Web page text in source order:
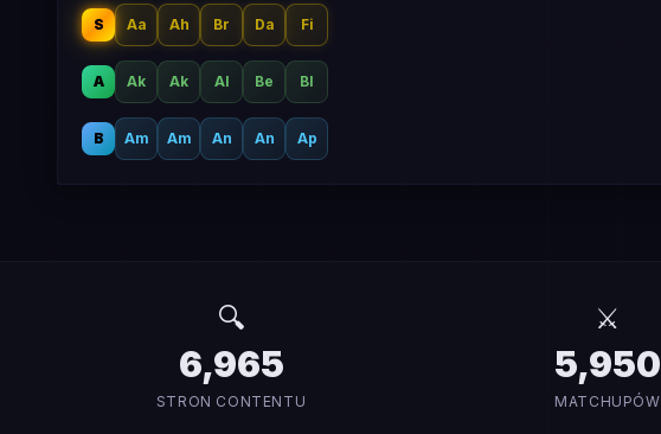
S Aa Ah Br Da Fi
A Ak Ak Al Be Bl
B Am Am An An Ap
🔍
6,965
STRON CONTENTU
⚔️
5,950
MATCHUPÓW